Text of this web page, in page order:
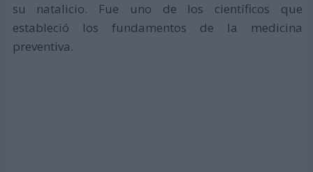
su natalicio. Fue uno de los científicos que
estableció los fundamentos de la medicina
preventiva.